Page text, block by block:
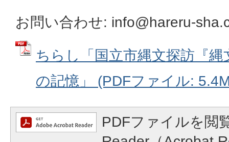
お問い合わせ: info@hareru-
ちらし「国立市縄文探訪『
の記憶」 (PDFファイル:
PDFファイルを閲